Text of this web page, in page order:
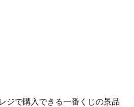
ジで購入できる一番くじの景品